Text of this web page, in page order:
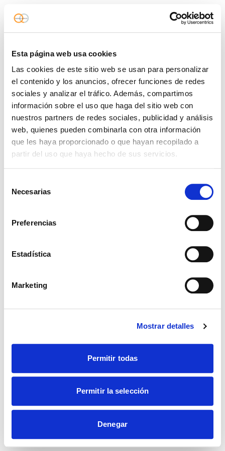
Esta página web usa cookies
Las cookies de este sitio web se usan para personalizar
el contenido y los anuncios, ofrecer funciones de redes
sociales y analizar el tráfico. Además, compartimos
información sobre el uso que haga del sitio web con
nuestros partners de redes sociales, publicidad y análisis
web, quienes pueden combinarla con otra información
que les haya proporcionado o que hayan recopilado a
partir del uso que haya hecho de sus servicios.
Necesarias
Preferencias
Estadística
Marketing
Mostrar detalles
Permitir todas
Permitir la selección
Denegar